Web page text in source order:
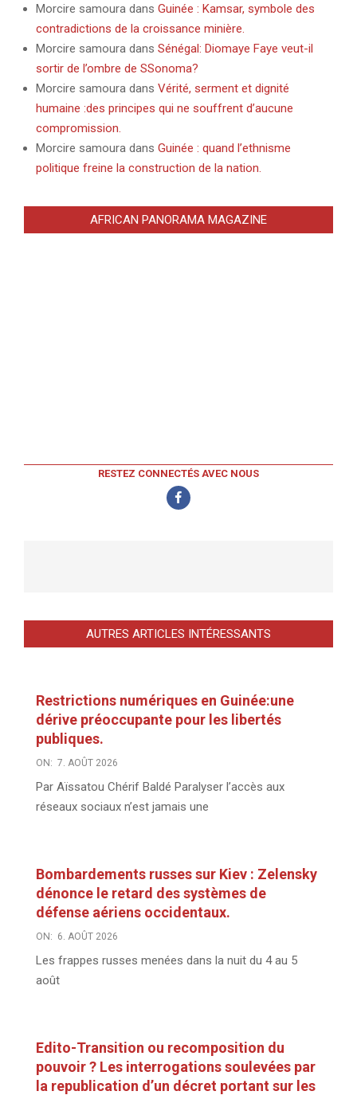
Morcire samoura dans Guinée : Kamsar, symbole des
contradictions de la croissance minière.
Morcire samoura dans Sénégal: Diomaye Faye veut-il
sortir de l’ombre de SSonoma?
Morcire samoura dans Vérité, serment et dignité
humaine :des principes qui ne souffrent d’aucune
compromission.
Morcire samoura dans Guinée : quand l’ethnisme
politique freine la construction de la nation.
AFRICAN PANORAMA MAGAZINE
RESTEZ CONNECTÉS AVEC NOUS
AUTRES ARTICLES INTÉRESSANTS
Restrictions numériques en Guinée:une
dérive préoccupante pour les libertés
publiques.
ON: 7. AOÛT 2026
Par Aïssatou Chérif Baldé Paralyser l’accès aux
réseaux sociaux n’est jamais une
Bombardements russes sur Kiev : Zelensky
dénonce le retard des systèmes de
défense aériens occidentaux.
ON: 6. AOÛT 2026
Les frappes russes menées dans la nuit du 4 au 5
août
Edito-Transition ou recomposition du
pouvoir ? Les interrogations soulevées par
la republication d’un décret portant sur les